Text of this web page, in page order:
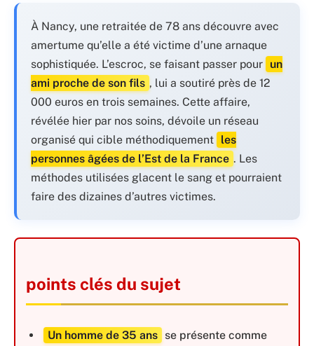
À Nancy, une retraitée de 78 ans découvre avec
amertume qu’elle a été victime d’une arnaque
sophistiquée. L’escroc, se faisant passer pour un
ami proche de son fils , lui a soutiré près de 12
000 euros en trois semaines. Cette affaire,
révélée hier par nos soins, dévoile un réseau
organisé qui cible méthodiquement les
personnes âgées de l’Est de la France . Les
méthodes utilisées glacent le sang et pourraient
faire des dizaines d’autres victimes.
points clés du sujet
Un homme de 35 ans se présente comme